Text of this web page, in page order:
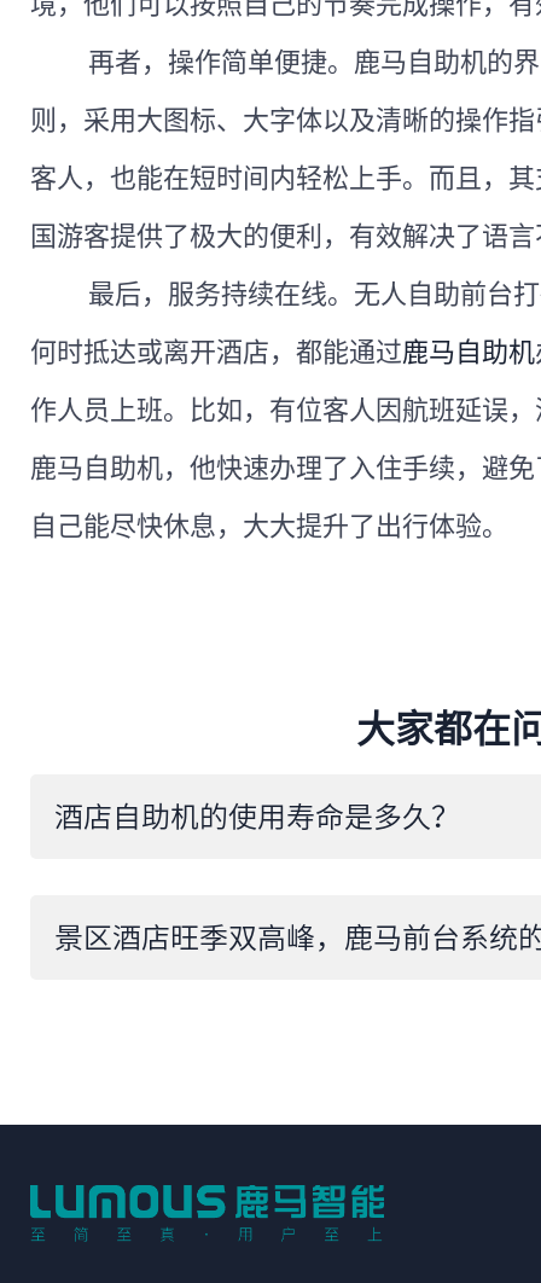
再者，操作简单便捷。鹿马自助机的
则，采用大图标、大字体以及清晰的操作
客人，也能在短时间内轻松上手。而且，
国游客提供了极大的便利，有效解决了语
最后，服务持续在线。无人自助前台
何时抵达或离开酒店，都能通过鹿马自助机
作人员上班。比如，有位客人因航班延误
鹿马自助机，他快速办理了入住手续，避
自己能尽快休息，大大提升了出行体验。
大家都在
​酒店自助机的使用寿命是多久？